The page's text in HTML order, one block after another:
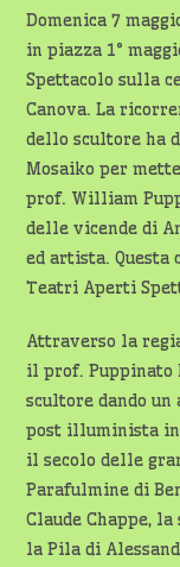
Domenica 7
in piazza 1°
Spettacolo sulla
Canova. La
dello scultore ha
Mosaiko per
prof. William
delle vicende di
ed artista. Questa
Teatri Aperti
Attraverso la
il prof. Puppinato
scultore dando
post illuminista in
il secolo delle
Parafulmine di
Claude Chappe,
la Pila di